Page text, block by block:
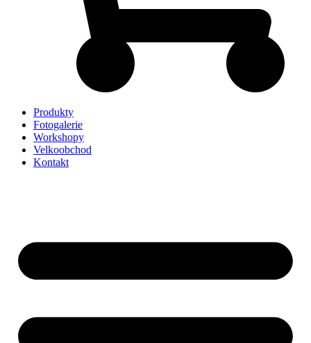
Produkty
Fotogalerie
Workshopy
Velkoobchod
Kontakt